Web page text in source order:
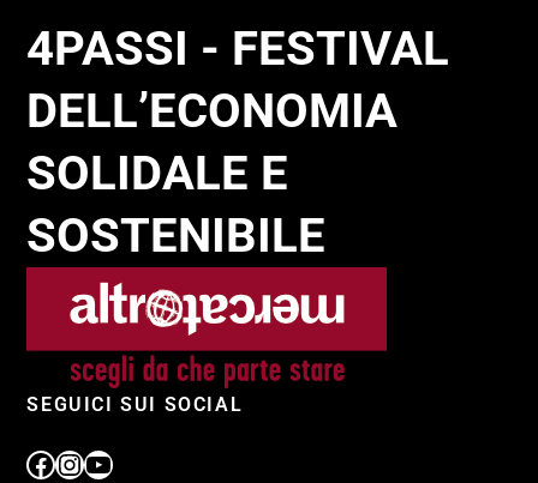
4PASSI - FESTIVAL
DELL’ECONOMIA
SOLIDALE E
SOSTENIBILE
SEGUICI SUI SOCIAL